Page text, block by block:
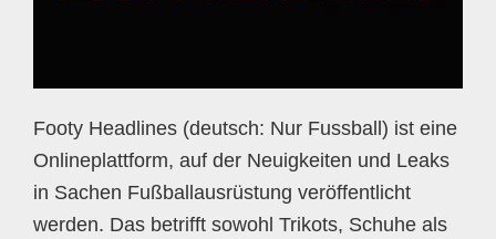
Footy Headlines (deutsch: Nur Fussball) ist eine
Onlineplattform, auf der Neuigkeiten und Leaks
in Sachen Fußballausrüstung veröffentlicht
werden. Das betrifft sowohl Trikots, Schuhe als